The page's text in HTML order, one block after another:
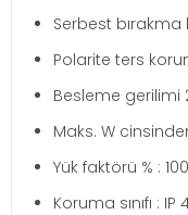
Serbest
Polarite ters
Besleme gerilimi
Maks. W
Yük faktörü % : 100
Koruma sınıfı : IP